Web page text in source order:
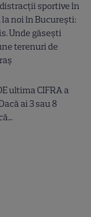
sportive în
noi în București:
Unde găsești
terenuri de
ultima CIFRA a
ai 3 sau 8